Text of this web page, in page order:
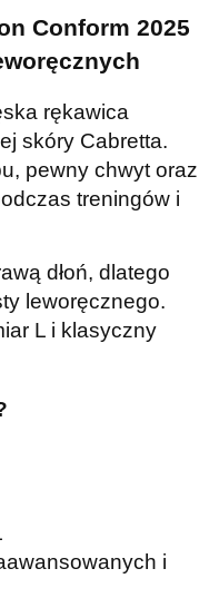
Conform 2025
rękawica
skóry Cabretta.
pewny chwyt oraz
treningów i
dłoń, dlatego
leworęcznego.
L i klasyczny
i